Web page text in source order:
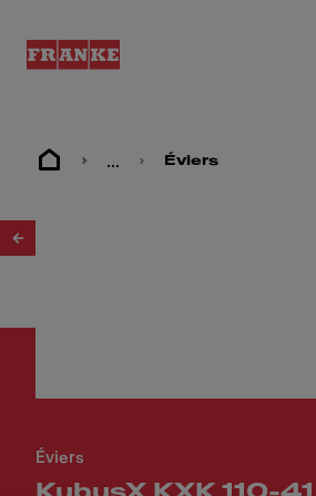
... Éviers
Éviers